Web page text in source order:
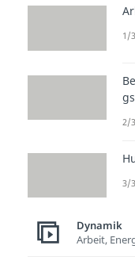
1/
2/
3/
Dynamik
Arbeit,